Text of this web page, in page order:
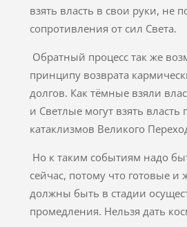
взять власть в свои руки, не
сопротивления от сил Света.
Обратный процесс так же
принципу возврата
долгов. Как тёмные взяли
и Светлые могут взять власть
катаклизмов Великого
Но к таким событиям надо
сейчас, потому что готовые
должны быть в стадии
промедления. Нельзя дать